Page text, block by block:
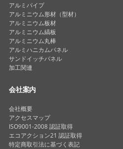
アルミパイプ
アルミニウム形材（型材）
アルミニウム板材
アルミニウム縞板
アルミニウム丸棒
アルミハニカムパネル
サンドイッチパネル
加工関連
会社案内
会社概要
アクセスマップ
ISO9001-2008 認証取得
エコアクション21 認証取得
特定商取引法に基づく表記